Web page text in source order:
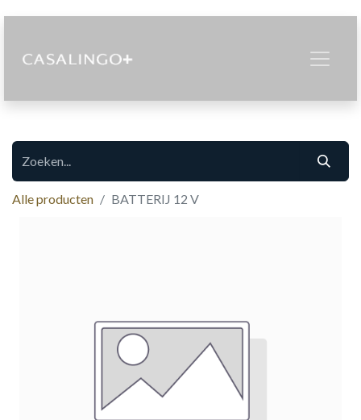
Alle producten BATTERIJ 12 V